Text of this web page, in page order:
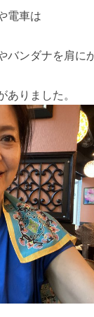
電車は
バンダナを肩に
りました。